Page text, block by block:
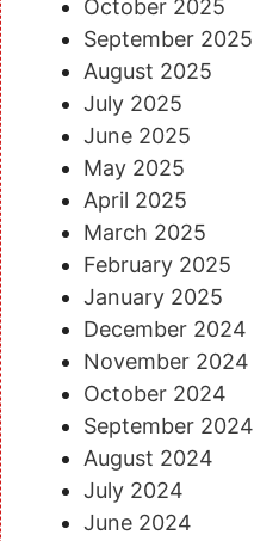
October 2025
September 2025
August 2025
July 2025
June 2025
May 2025
April 2025
March 2025
February 2025
January 2025
December 2024
November 2024
October 2024
September 2024
August 2024
July 2024
June 2024